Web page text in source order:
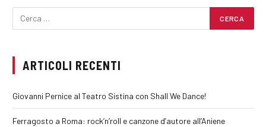
ARTICOLI RECENTI
Giovanni Pernice al Teatro Sistina con Shall We Dance!
Ferragosto a Roma: rock’n’roll e canzone d’autore all’Aniene